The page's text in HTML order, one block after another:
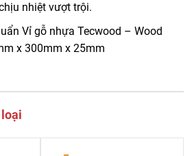
nhiệt vượt trội.
Vỉ gỗ nhựa Tecwood – Wood
x 300mm x 25mm